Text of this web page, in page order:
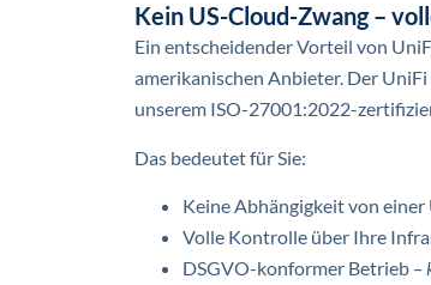
Kein US-Cloud-Zwang –
Ein entscheidender Vorteil von
amerikanischen Anbieter. Der
unserem ISO-27001:2022-
Das bedeutet für Sie:
Keine Abhängigkeit von einer
Volle Kontrolle über Ihre
DSGVO-konformer Betrieb –